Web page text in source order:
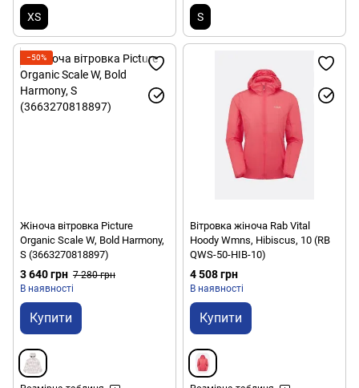
XS S
−50%
Жіноча вітровка Picture
Organic Scale W, Bold Harmony,
S (3663270818897)
3 640 грн 7 280 грн
В наявності
Купити
Вітровка жіноча Rab Vital
Hoody Wmns, Hibiscus, 10 (RB
QWS-50-HIB-10)
4 508 грн
В наявності
Купити